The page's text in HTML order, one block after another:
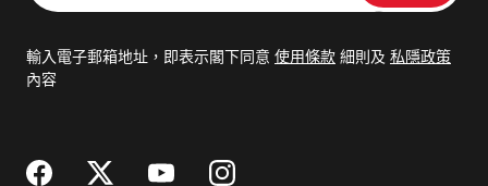
郵
輸入電子郵箱地址，即表示閣下同意 使用條款 細則及 私隱政策
內容